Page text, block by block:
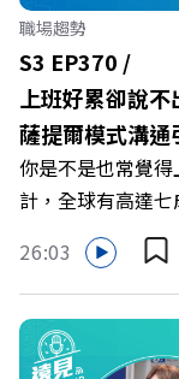
遠 +++++ 🫧清除
開看質感養成術
《遠見》更多的
IG：https://
Powered by
職場趨勢
S3 EP370 /
上班好累卻說
薩提爾模式溝
你是不是也常覺
計，全球有高達
成默默承受著「
與承上啟下的壓力
止境的自我懷疑
集《遠見ON AIR
爾模式溝通引導
26:03